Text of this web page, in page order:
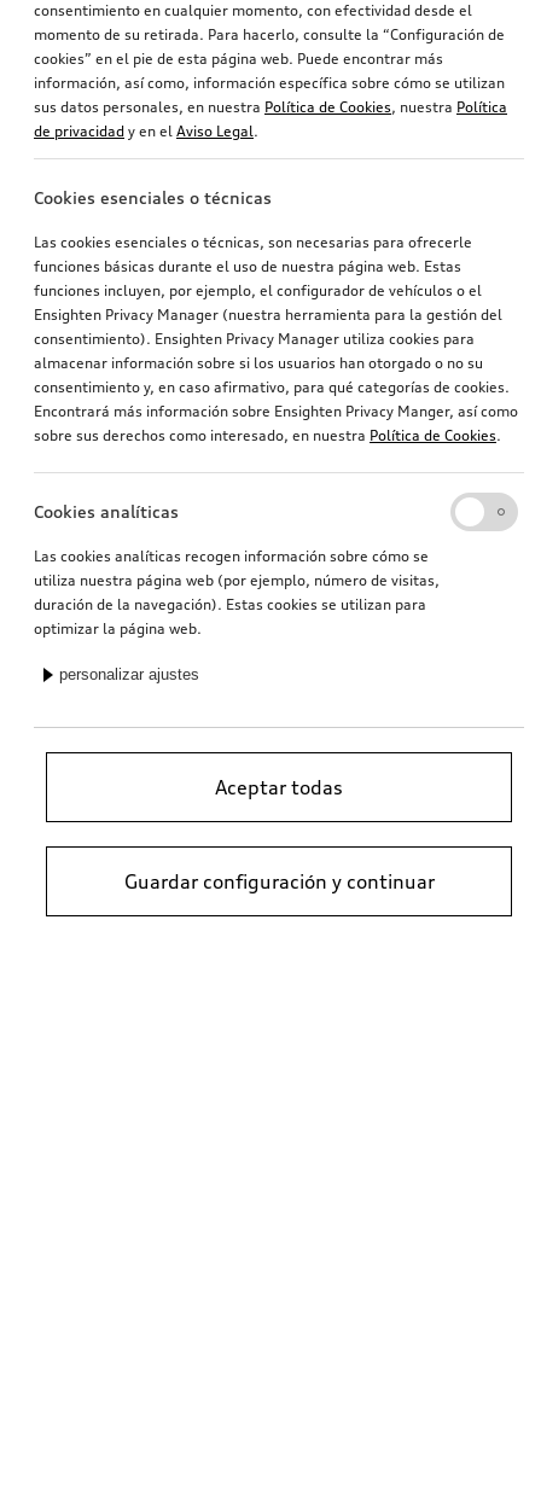
consentimiento en cualquier momento, con efectividad desde el
momento de su retirada. Para hacerlo, consulte la “Configuración de
cookies” en el pie de esta página web. Puede encontrar más
información, así como, información específica sobre cómo se utilizan
sus datos personales, en nuestra Política de Cookies, nuestra Política
de privacidad y en el Aviso Legal.
Cookies esenciales o técnicas
Las cookies esenciales o técnicas, son necesarias para ofrecerle
funciones básicas durante el uso de nuestra página web. Estas
funciones incluyen, por ejemplo, el configurador de vehículos o el
Ensighten Privacy Manager (nuestra herramienta para la gestión del
consentimiento). Ensighten Privacy Manager utiliza cookies para
almacenar información sobre si los usuarios han otorgado o no su
consentimiento y, en caso afirmativo, para qué categorías de cookies.
Encontrará más información sobre Ensighten Privacy Manger, así como
sobre sus derechos como interesado, en nuestra Política de Cookies.
Cookies analíticas
Las cookies analíticas recogen información sobre cómo se
utiliza nuestra página web (por ejemplo, número de visitas,
duración de la navegación). Estas cookies se utilizan para
optimizar la página web.
personalizar ajustes
Aceptar todas
Guardar configuración y continuar